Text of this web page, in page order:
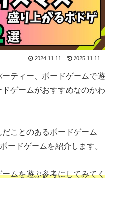
2024.11.11 2025.11.11
ティー、ボードゲームで遊
ゲームがおすすめなのかわ
ことのあるボードゲーム
ードゲームを紹介します。
ムを遊ぶ参考にしてみてく